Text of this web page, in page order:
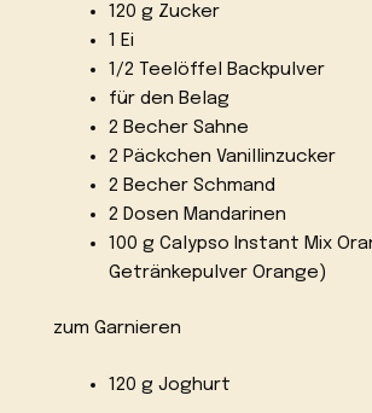
120 g Zucker
1 Ei
1/2 Teelöffel Backpulver
für den Belag
2 Becher Sahne
2 Päckchen Vanillinzucker
2 Becher Schmand
2 Dosen Mandarinen
100 g Calypso Instant Mix
Getränkepulver Orange)
zum Garnieren
120 g Joghurt